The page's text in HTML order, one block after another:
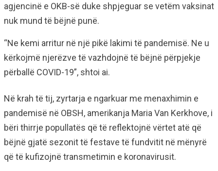
agjencinë e OKB-së duke shpjeguar se vetëm vaksinat
nuk mund të bëjnë punë.
“Ne kemi arritur në një pikë lakimi të pandemisë. Ne u
kërkojmë njerëzve të vazhdojnë të bëjnë përpjekje
përballë COVID-19”, shtoi ai.
Në krah të tij, zyrtarja e ngarkuar me menaxhimin e
pandemisë në OBSH, amerikanja Maria Van Kerkhove, i
bëri thirrje popullatës që të reflektojnë vërtet atë që
bëjnë gjatë sezonit të festave të fundvitit në mënyrë
që të kufizojnë transmetimin e koronavirusit.